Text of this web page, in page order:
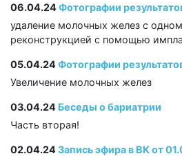
06.04.24Фотографии
удаление молочных желез с
реконструкцией с помощью
05.04.24Фотографии
Увеличение молочных желез
03.04.24 Беседы о бариатрии
Часть вторая!
02.04.24Запись эфира в ВК от